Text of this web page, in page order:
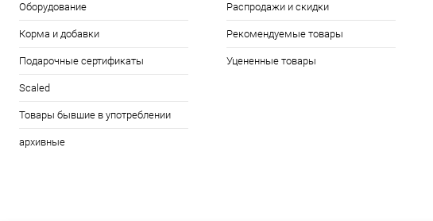
Оборудование
Корма и добавки
Подарочные сертификаты
Scaled
Товары бывшие в употреблении
архивные
Распродажи и скидки
Рекомендуемые товары
Уцененные товары